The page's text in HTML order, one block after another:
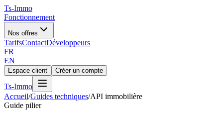
Ts-Immo
Fonctionnement
Nos offres
TarifsContactDéveloppeurs
FR
EN
Espace client Créer un compte
Ts-Immo
Accueil/Guides techniques/API immobilière
Guide pilier